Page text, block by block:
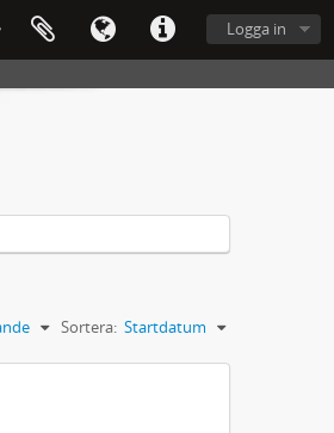
Logga in
Sortera: Startdatum